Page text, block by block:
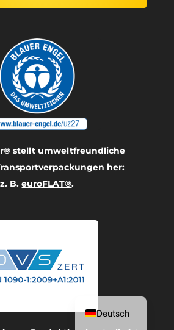
stellt umwelt­freundliche
her:
z. B.euroFLAT®.
Deutsch